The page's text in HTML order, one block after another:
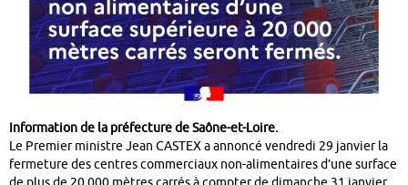
Information de la préfecture de Saône-et-Loire.
Le Premier ministre Jean CASTEX a annoncé vendredi 29 janvier la
fermeture des centres commerciaux non-alimentaires d’une surface